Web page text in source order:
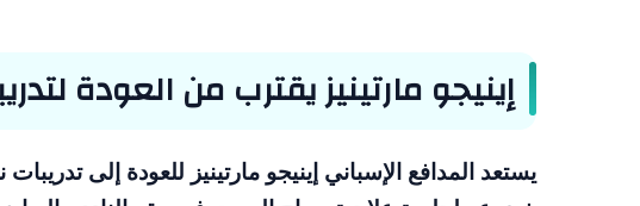
إينيجو مارتينيز يقترب من العودة
يستعد المدافع الإسباني إينيجو مارتينيز للعودة إلى تدريبات